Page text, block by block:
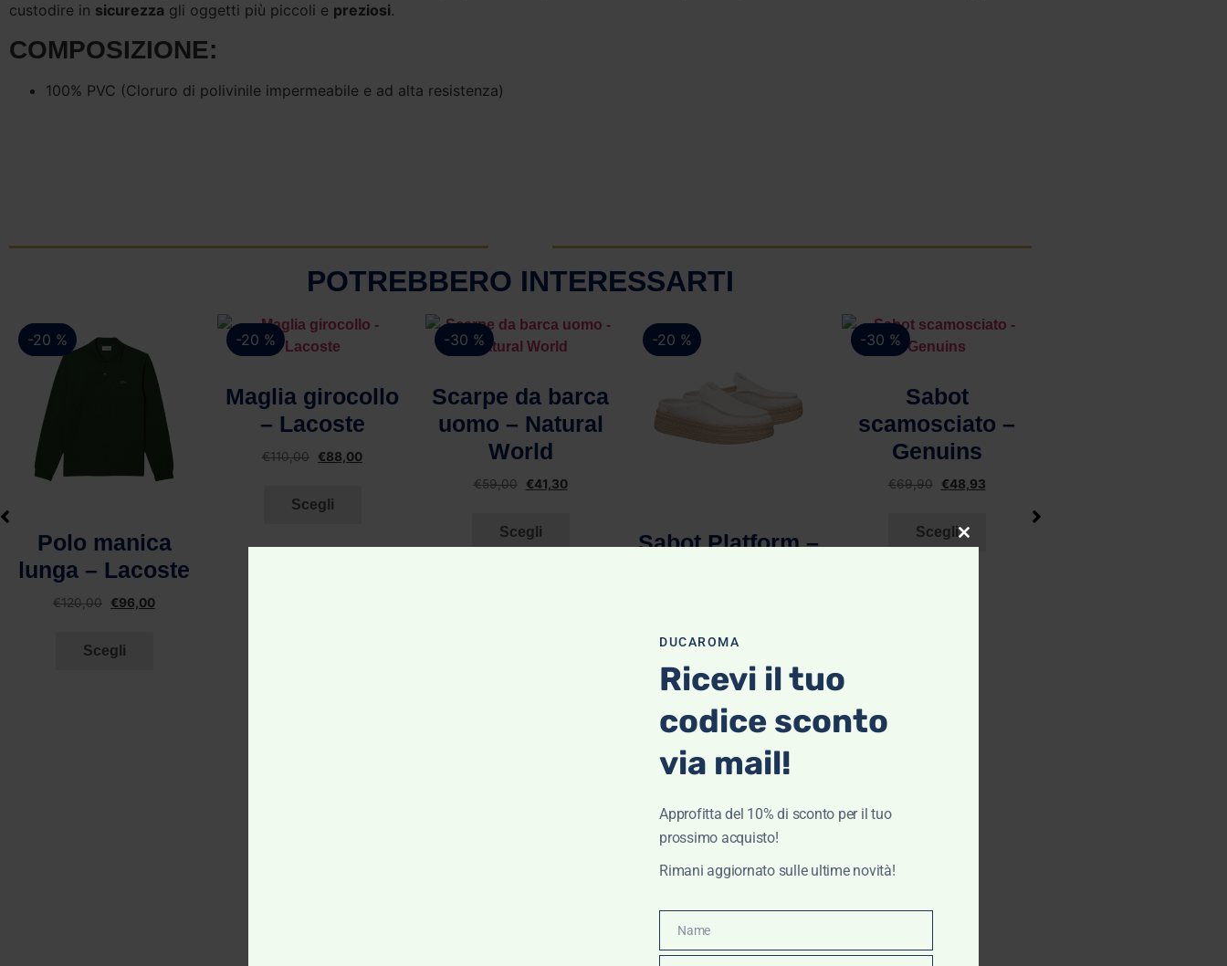
custodire in sicurezza gli oggetti più piccoli e preziosi.
COMPOSIZIONE:
100% PVC (Cloruro di polivinile impermeabile e ad alta resistenza)
POTREBBERO INTERESSARTI
-20 %
Polo manica
lunga – Lacoste
€120,00 €96,00
Scegli
-20 %
Maglia girocollo
– Lacoste
€110,00 €88,00
Scegli
-30 %
Scarpe da barca
uomo – Natural
World
€59,00 €41,30
Scegli
-20 %
Sabot Platform –
Scegli
-30 %
Sabot
scamosciato –
Genuins
€69,90 €48,93
Scegli
Close this module
DUCAROMA
Ricevi il tuo
codice sconto
via mail!
Approfitta del 10% di sconto per il tuo
prossimo acquisto!
Rimani aggiornato sulle ultime novità!
Name
Name